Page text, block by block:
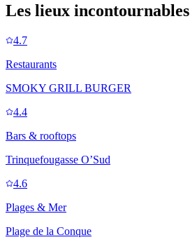
Les lieux incontournables
4.7
Restaurants
SMOKY GRILL BURGER
4.4
Bars & rooftops
Trinquefougasse O’Sud
4.6
Plages & Mer
Plage de la Conque